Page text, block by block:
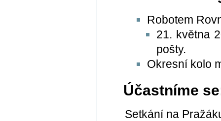
Robotem
21. května
pošty.
Okresní kolo
Účastníme
Setkání na